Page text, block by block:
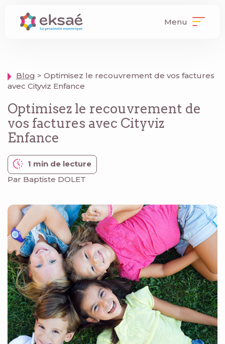
Menu
Blog > Optimisez le recouvrement de vos factures
avec Cityviz Enfance
Optimisez le recouvrement de
vos factures avec Cityviz
Enfance
1 min de lecture
Par Baptiste DOLET